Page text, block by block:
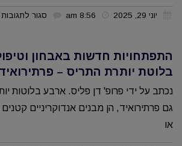
יוני 29, 2025 סגור לתגובות
התפתחויות חדשות באבחון
בלוטת יותרת התריס – פרתירואיד
נכתב על ידי פרופ' דן פליס. ארבע בלוטות
גם פרתירואיד, הן מבנים אנדוקריניים
או